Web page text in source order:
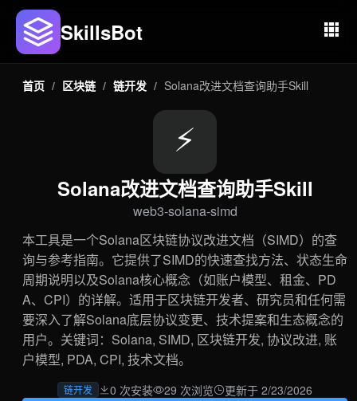
SkillsBot
首页 / 区块链 / 链开发 / Solana改进文档查询助手Skill
⚡
Solana改进文档查询助手Skill
web3-solana-simd
本工具是一个Solana区块链协议改进文档（SIMD）的查
询与参考指南。它提供了SIMD的快速查找方法、状态生命
周期说明以及Solana核心概念（如账户模型、租金、PD
A、CPI）的详解。适用于区块链开发者、研究员和任何需
要深入了解Solana底层协议变更、技术提案和生态概念的
用户。关键词：Solana, SIMD, 区块链开发, 协议改进, 账
户模型, PDA, CPI, 技术文档。
链开发 0 次安装 29 次浏览 更新于 2/23/2026